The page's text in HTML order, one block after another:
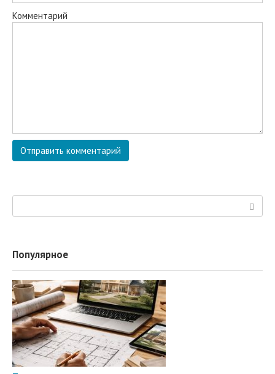
Комментарий
Популярное